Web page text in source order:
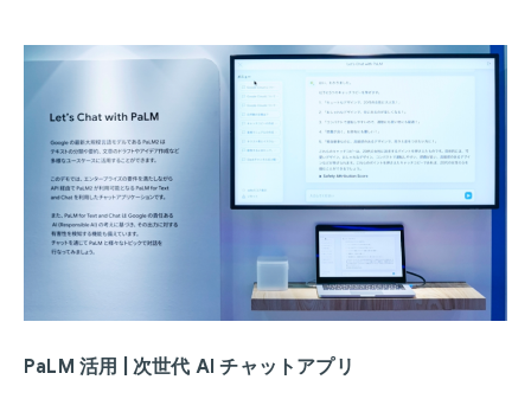
PaLM 活用 | 次世代 AI チャットアプリ